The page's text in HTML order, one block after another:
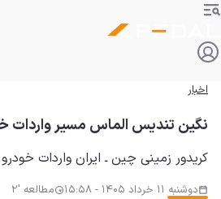
اخبار
نگین تندیس الماس مسیر واردات
کریدور زمینی چین ـ ایران واردات
دوشنبه 11 خرداد 1405 - 15:58 مطالعه '2